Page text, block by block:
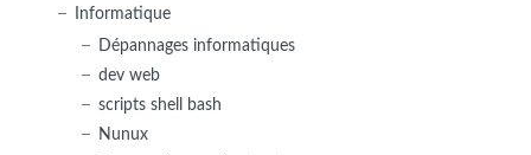
Informatique
Dépannages informatiques
dev web
scripts shell bash
Nunux